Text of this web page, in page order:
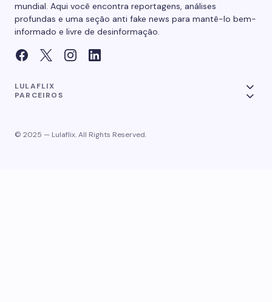
mundial. Aqui você encontra reportagens, análises
profundas e uma seção anti fake news para mantê-lo bem-
informado e livre de desinformação.
LULAFLIX
PARCEIROS
© 2025 — Lulaflix. All Rights Reserved.